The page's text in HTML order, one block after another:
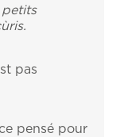
petits
pas
pensé pour